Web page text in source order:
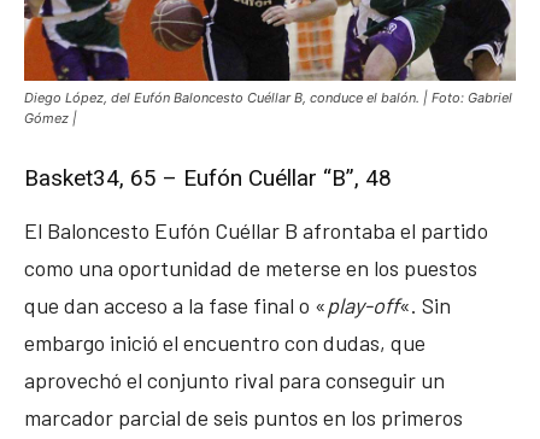
Diego López, del Eufón Baloncesto Cuéllar B, conduce el balón. | Foto: Gabriel
Gómez |
Basket34, 65 – Eufón Cuéllar “B”, 48
El Baloncesto Eufón Cuéllar B afrontaba el partido
como una oportunidad de meterse en los puestos
que dan acceso a la fase final o «play-off«. Sin
embargo inició el encuentro con dudas, que
aprovechó el conjunto rival para conseguir un
marcador parcial de seis puntos en los primeros